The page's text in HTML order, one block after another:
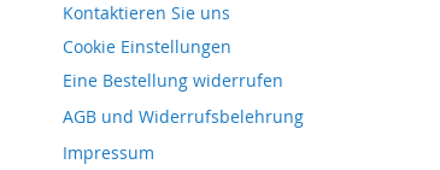
Kontaktieren Sie uns
Cookie Einstellungen
Eine Bestellung widerrufen
AGB und Widerrufsbelehrung
Impressum